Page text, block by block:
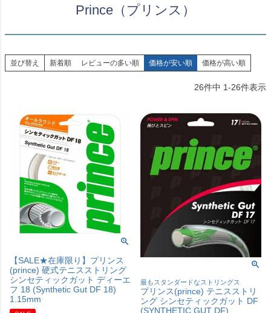
Prince（プリンス）
並び替え 新着順 レビューの多い順 価格が安い順 価格が高い順
26件中 1-26件表示
【SALE★在庫限り】プリンス
(prince) 硬式テニスストリング
シンセティックガット ディーエ
フ 18 (Synthetic Gut DF 18)
1.15mm
最もスタンダードなストリングス
プリンス(prince) テニスストリ
ング シンセティックガット DF
(SYNTHETIC GUT DF)